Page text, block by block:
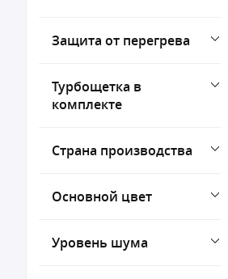
450 Вт
850 Вт
Защита от перегрева
Турбощетка в
комплекте
Страна производства
Основной цвет
Уровень шума